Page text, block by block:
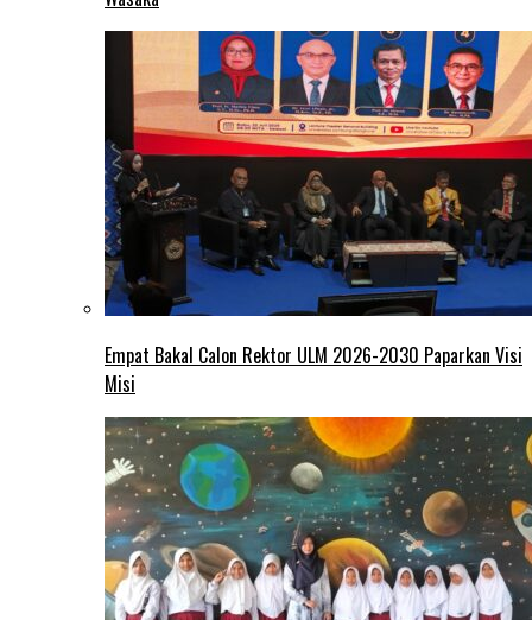
Empat Bakal Calon Rektor ULM 2026-2030 Paparkan Visi
Misi